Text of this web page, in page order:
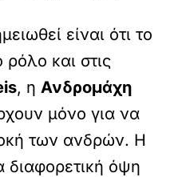
είναι ότι το
ρόλο και στις
, ηΑνδρομάχη
μόνο για να
των ανδρών. Η
διαφορετική όψη